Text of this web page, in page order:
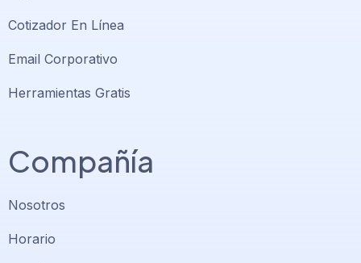
Cotizador En Línea
Email Corporativo
Herramientas Gratis
Compañía
Nosotros
Horario